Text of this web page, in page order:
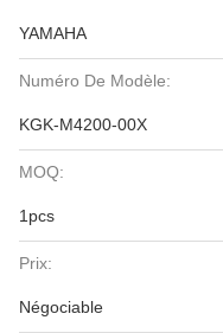
YAMAHA
Numéro De Modèle:
KGK-M4200-00X
MOQ:
1pcs
Prix:
Négociable